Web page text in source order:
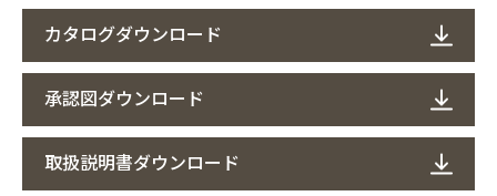
カタログダウンロード
承認図ダウンロード
取扱説明書ダウンロード